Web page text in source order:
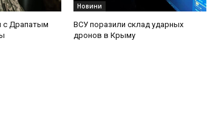
с Драпатым
Новини
ВСУ поразили склад ударных
дронов в Крыму